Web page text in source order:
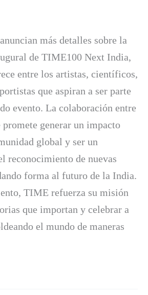
más detalles sobre la
de TIME100 Next India,
entre los artistas, científicos,
que aspiran a ser parte
evento. La colaboración entre
generar un impacto
global y ser un
reconocimiento de nuevas
forma al futuro de la India.
TIME refuerza su misión
que importan y celebrar a
el mundo de maneras